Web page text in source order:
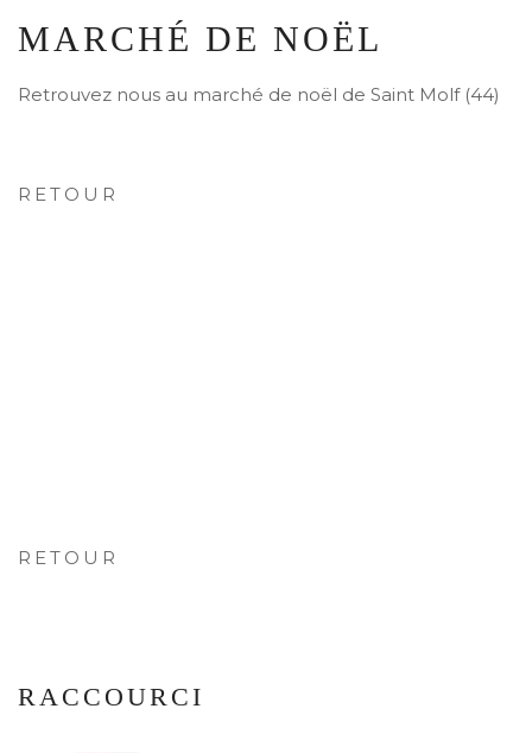
MARCHÉ DE NOËL
Retrouvez nous au marché de noël de Saint Molf (44)
RETOUR
RETOUR
RACCOURCI